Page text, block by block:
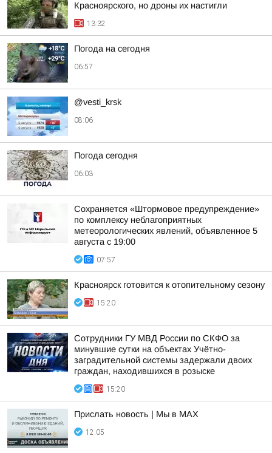
Красноярского, но дроны их настигли
13:32
Погода на сегодня
06:57
@vesti_krsk
08:06
Погода сегодня
06:03
Сохраняется «Штормовое предупреждение»
по комплексу неблагоприятных
метеорологических явлений, объявленное 5
августа с 19:00
07:57
Красноярск готовится к отопительному сезону
15:20
Сотрудники ГУ МВД России по СКФО за
минувшие сутки на объектах Учётно-
заградительной системы задержали двоих
граждан, находившихся в розыске
15:20
Прислать новость | Мы в MAX
12:05